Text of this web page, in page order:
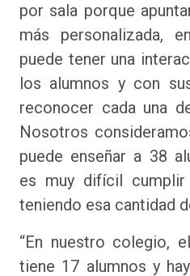
por sala porque
más personalizada,
puede tener una
los alumnos y con
reconocer cada una
Nosotros
puede enseñar a 38
es muy difícil
teniendo esa cantidad
“En nuestro colegio,
tiene 17 alumnos y